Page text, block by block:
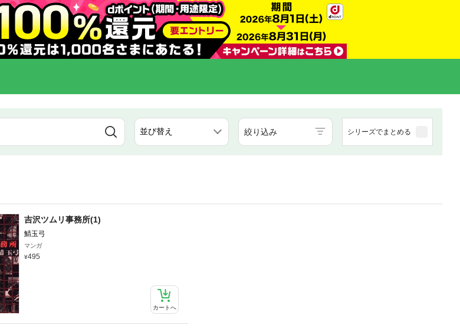
絞り込み シリーズでまとめる
吉沢ツムリ事務所(1)
鯖玉弓
マンガ
495
カートへ